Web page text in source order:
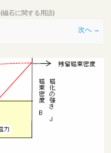
(磁石に関する用語)
次へ →